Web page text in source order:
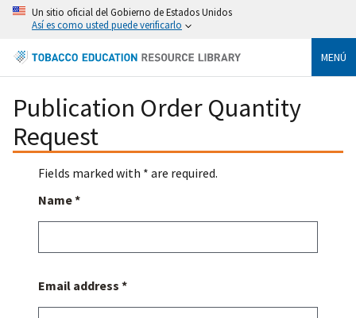
Un sitio oficial del Gobierno de Estados Unidos
Así es como usted puede verificarlo
MENÚ
Publication Order Quantity
Request
Fields marked with * are required.
Name *
Email address *